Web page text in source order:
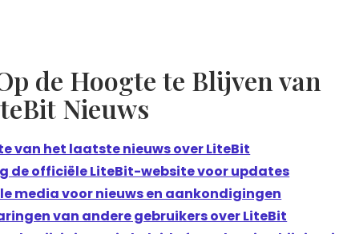
de Hoogte te Blijven van
Nieuws
van het laatste nieuws over LiteBit
de officiële LiteBit-website voor updates
media voor nieuws en aankondigingen
van andere gebruikers over LiteBit